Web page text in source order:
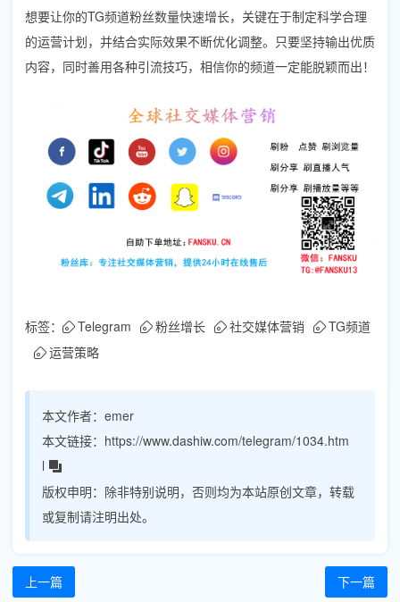
想要让你的TG频道粉丝数量快速增长，关键在于制定科学合理
的运营计划，并结合实际效果不断优化调整。只要坚持输出优质
内容，同时善用各种引流技巧，相信你的频道一定能脱颖而出！
标签： Telegram 粉丝增长 社交媒体营销
TG频道
运营策略
本文作者： emer
本文链接： https://www.dashiw.com/telegram/1034.htm
l
版权申明： 除非特别说明，否则均为本站原创文章，转载
或复制请注明出处。
上一篇 下一篇